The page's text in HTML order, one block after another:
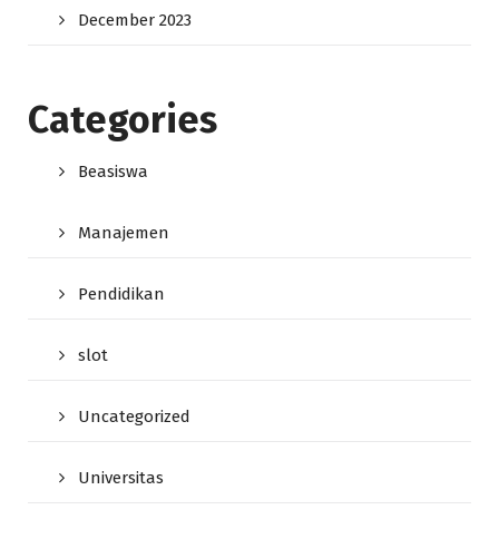
December 2023
Categories
Beasiswa
Manajemen
Pendidikan
slot
Uncategorized
Universitas